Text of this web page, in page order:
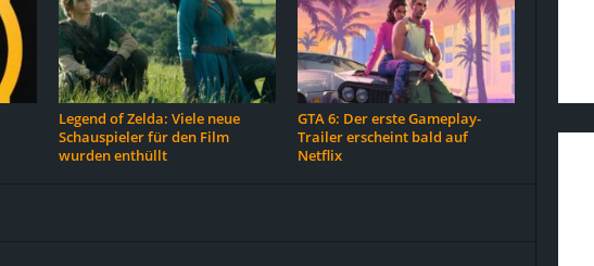
Legend of Zelda: Viele neue
Schauspieler für den Film
wurden enthüllt
GTA 6: Der erste Gameplay-
Trailer erscheint bald auf
Netflix